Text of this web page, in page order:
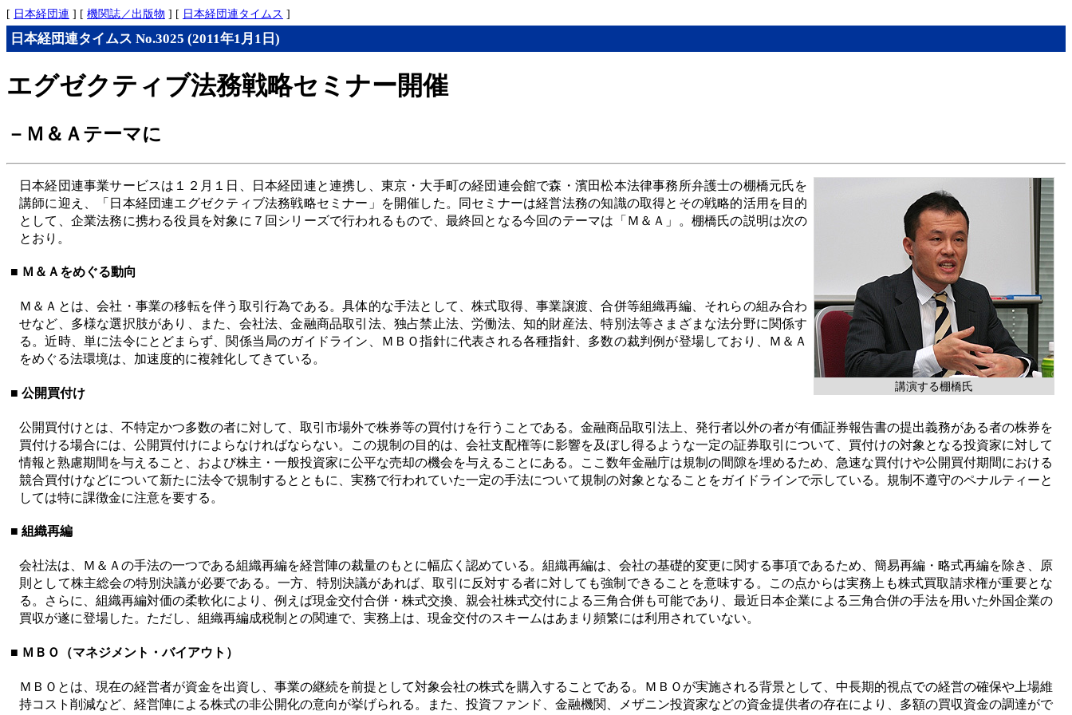
[ 日本経団連 ] [ 機関誌／出版物 ] [ 日本経団連タイムス ]
日本経団連タイムス No.3025 (2011年1月1日)
エグゼクティブ法務戦略セミナー開催
－Ｍ＆Ａテーマに
講演する棚橋氏
日本経団連事業サービスは１２月１日、日本経団連と連携し、東京・大手町の経団連会館で森・濱田松本法律事務所弁護士の棚橋元氏を
講師に迎え、「日本経団連エグゼクティブ法務戦略セミナー」を開催した。同セミナーは経営法務の知識の取得とその戦略的活用を目的
として、企業法務に携わる役員を対象に７回シリーズで行われるもので、最終回となる今回のテーマは「Ｍ＆Ａ」。棚橋氏の説明は次の
とおり。
■ Ｍ＆Ａをめぐる動向
Ｍ＆Ａとは、会社・事業の移転を伴う取引行為である。具体的な手法として、株式取得、事業譲渡、合併等組織再編、それらの組み合わ
せなど、多様な選択肢があり、また、会社法、金融商品取引法、独占禁止法、労働法、知的財産法、特別法等さまざまな法分野に関係す
る。近時、単に法令にとどまらず、関係当局のガイドライン、ＭＢＯ指針に代表される各種指針、多数の裁判例が登場しており、Ｍ＆Ａ
をめぐる法環境は、加速度的に複雑化してきている。
■ 公開買付け
公開買付けとは、不特定かつ多数の者に対して、取引市場外で株券等の買付けを行うことである。金融商品取引法上、発行者以外の者が有価証券報告書の提出義務がある者の株券を
買付ける場合には、公開買付けによらなければならない。この規制の目的は、会社支配権等に影響を及ぼし得るような一定の証券取引について、買付けの対象となる投資家に対して
情報と熟慮期間を与えること、および株主・一般投資家に公平な売却の機会を与えることにある。ここ数年金融庁は規制の間隙を埋めるため、急速な買付けや公開買付期間における
競合買付けなどについて新たに法令で規制するとともに、実務で行われていた一定の手法について規制の対象となることをガイドラインで示している。規制不遵守のペナルティーと
しては特に課徴金に注意を要する。
■ 組織再編
会社法は、Ｍ＆Ａの手法の一つである組織再編を経営陣の裁量のもとに幅広く認めている。組織再編は、会社の基礎的変更に関する事項であるため、簡易再編・略式再編を除き、原
則として株主総会の特別決議が必要である。一方、特別決議があれば、取引に反対する者に対しても強制できることを意味する。この点からは実務上も株式買取請求権が重要とな
る。さらに、組織再編対価の柔軟化により、例えば現金交付合併・株式交換、親会社株式交付による三角合併も可能であり、最近日本企業による三角合併の手法を用いた外国企業の
買収が遂に登場した。ただし、組織再編成税制との関連で、実務上は、現金交付のスキームはあまり頻繁には利用されていない。
■ ＭＢＯ（マネジメント・バイアウト）
ＭＢＯとは、現在の経営者が資金を出資し、事業の継続を前提として対象会社の株式を購入することである。ＭＢＯが実施される背景として、中長期的視点での経営の確保や上場維
持コスト削減など、経営陣による株式の非公開化の意向が挙げられる。また、投資ファンド、金融機関、メザニン投資家などの資金提供者の存在により、多額の買収資金の調達がで